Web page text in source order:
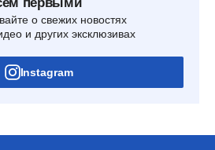
первыми
о свежих новостях
и других эксклюзивах
Instagram